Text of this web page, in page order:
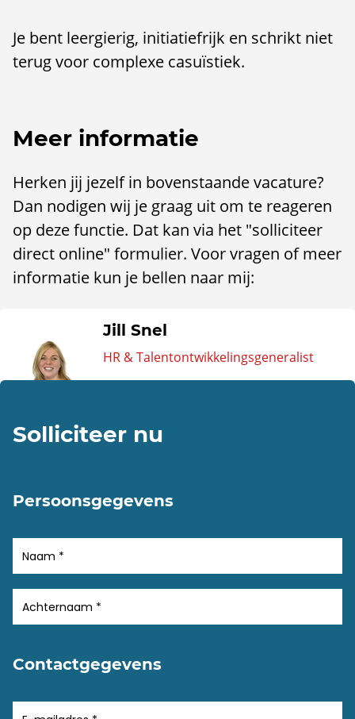
Je bent leergierig, initiatiefrijk en schrikt niet
terug voor complexe casuïstiek.
Meer informatie
Herken jij jezelf in bovenstaande vacature?
Dan nodigen wij je graag uit om te reageren
op deze functie. Dat kan via het "solliciteer
direct online" formulier. Voor vragen of meer
informatie kun je bellen naar mij:
Jill Snel
HR & Talentontwikkelingsgeneralist
Solliciteer nu
Persoonsgegevens
Contactgegevens